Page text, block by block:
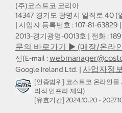
(주)코스트코 코리아
14347 경기도 광명시 일직로 40 (
| 사업자 등록번호 : 107-81-63829
2013-경기광명-0013호 | 전화 :
문의 바로가기 ▶ (매장/온라
신(E-mail :
Google Ireland Ltd. | 사업자정
[인증범위] 코스트코 온라인
리적 인프라 제외)
[유효기간] 2024.10.20 -